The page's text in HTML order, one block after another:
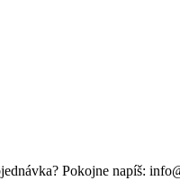
Pokojne napíš: